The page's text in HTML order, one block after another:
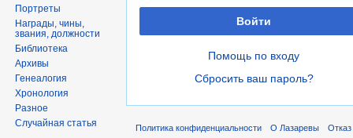
Войти
Помощь по входу
Сбросить ваш пароль?
Портреты
Награды, чины,
звания, должности
Библиотека
Архивы
Генеалогия
Хронология
Разное
Случайная статья
Политика конфиденциальности О Лазаревы Отказ